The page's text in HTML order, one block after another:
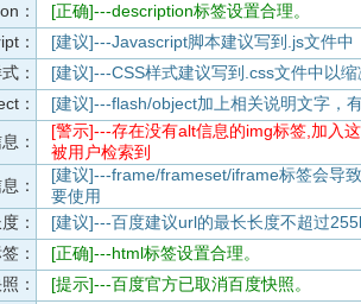
：
[正确]---description标签设置合理。
：
[建议]---Javascript脚本建议写到.js文件中
：
[建议]---CSS样式建议写到.css文件中以
：
[建议]---flash/object加上相关说明文字，
：
[警示]---存在没有alt信息的img标签,加入
被用户检索到
：
[建议]---frame/frameset/iframe标签会导
要使用
：
[建议]---百度建议url的最长长度不超过
：
[正确]---html标签设置合理。
：
[提示]---百度官方已取消百度快照。